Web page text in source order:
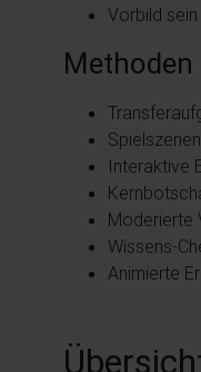
Vorbild sein
Methoden
Spielszenen
Interaktive
Moderierte
Wissens-
Animierte